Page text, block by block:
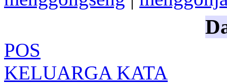
POS
KELUARGA KATA